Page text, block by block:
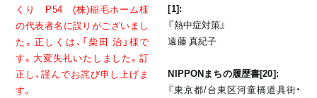
くり P54 (株)稲毛ホーム様
の代表者名に誤りがございまし
た。正しくは、「柴田 治」様で
す。大変失礼いたしました。訂
正し、謹んでお詫び申し上げま
す。
[1]:
『熱中症対策』
遠藤 真紀子
NIPPONまちの履歴書[20]:
『東京都/台東区河童橋道具街・